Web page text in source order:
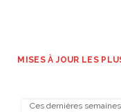
MISES À JOUR LES
Ces dernières